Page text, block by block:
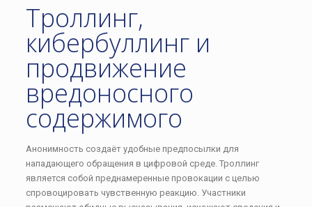
Троллинг,
кибербуллинг и
продвижение
вредоносного
содержимого
Анонимность создаёт удобные предпосылки для
нападающего обращения в цифровой среде. Троллинг
является собой преднамеренные провокации с целью
спровоцировать чувственную реакцию. Участники